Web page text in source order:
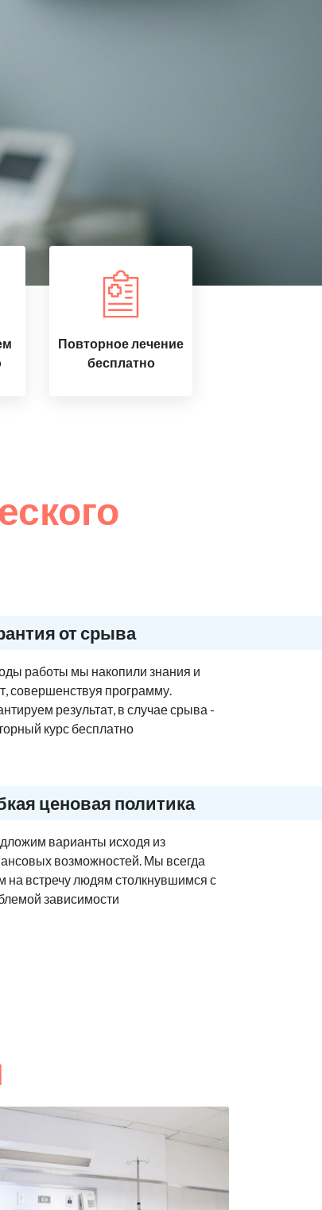
Повторное лечение
бесплатно
от срыва
работы мы накопили знания и
совершенствуя программу.
результат, в случае срыва -
курс бесплатно
ценовая политика
варианты исходя из
возможностей. Мы всегда
на встречу людям столкнувшимся с
зависимости